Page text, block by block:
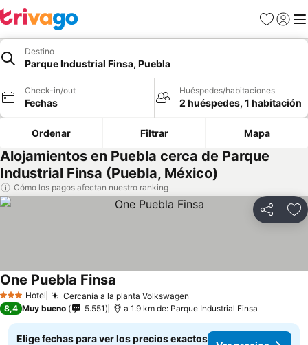
Favoritos
Iniciar
Destino
Parque Industrial Finsa, Puebla
Check-in/out
Fechas
Huéspedes/habitaciones
2 huéspedes, 1 habitación
Ordenar Filtrar Mapa
Alojamientos en Puebla cerca de Parque
Industrial Finsa (Puebla, México)
Cómo los pagos afectan nuestro ranking
Compartir
3 Estrellas
Hotel Cercanía a la planta Volkswagen
One Puebla Finsa
8,4 Muy bueno 5.551 a 1.9 km de: Parque Industrial Finsa
Elige fechas para ver los precios exactos